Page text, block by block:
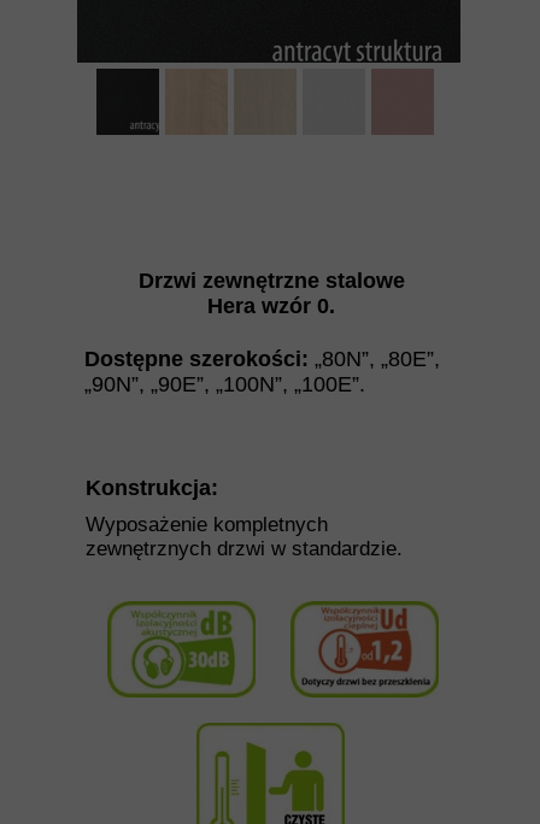
Wyposażenie kompletnych
zewnętrznych drzwi w standardzie.
Konstrukcja:
Drzwi zewnętrzne stalowe
Hera wzór 0.
Dostępne szerokości: „80N”, „80E”,
„90N”, „90E”, „100N”, „100E”.